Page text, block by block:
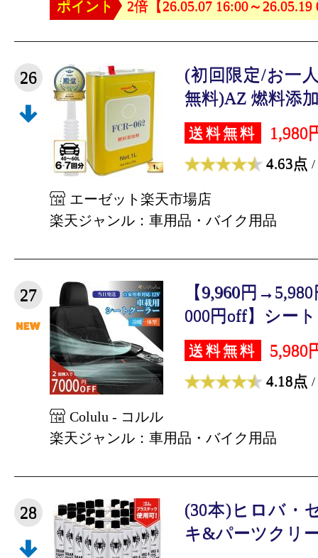
ポイント
2倍【26.05.07 16:00～26.05.19
26
(初回限定/お一
無料)AZ 燃料添
送料無料 1,980
4.63点 /
エーゼット楽天市場店
楽天ジャンル：車用品・バイク用品
27
【9,960円
000円off】シー
送料無料 5,980
4.18点 /
Colulu - コルル
楽天ジャンル：車用品・バイク用品
28
(30本)ヒロバ・
キ&パーツクリ